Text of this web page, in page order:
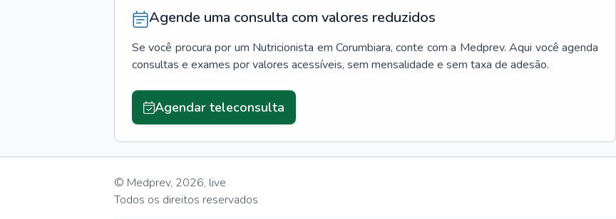
Agende uma consulta com valores reduzidos
Se você procura por um Nutricionista em Corumbiara, conte com a Medprev. Aqui você agenda
consultas e exames por valores acessíveis, sem mensalidade e sem taxa de adesão.
Agendar teleconsulta
© Medprev, 2026, live
Todos os direitos reservados